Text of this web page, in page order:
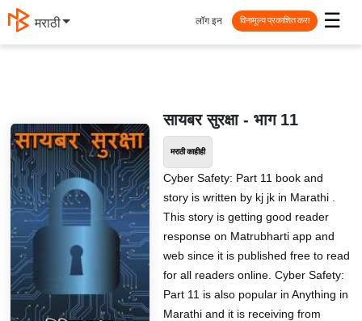
मराठी ☰
लॉग इन विनामूल्य प्रकाशित करा
सायबर सुरक्षा - भाग 11
मराठी काहीही
Cyber Safety: Part 11 book and
story is written by kj jk in Marathi .
This story is getting good reader
response on Matrubharti app and
web since it is published free to read
for all readers online. Cyber Safety:
Part 11 is also popular in Anything in
Marathi and it is receiving from